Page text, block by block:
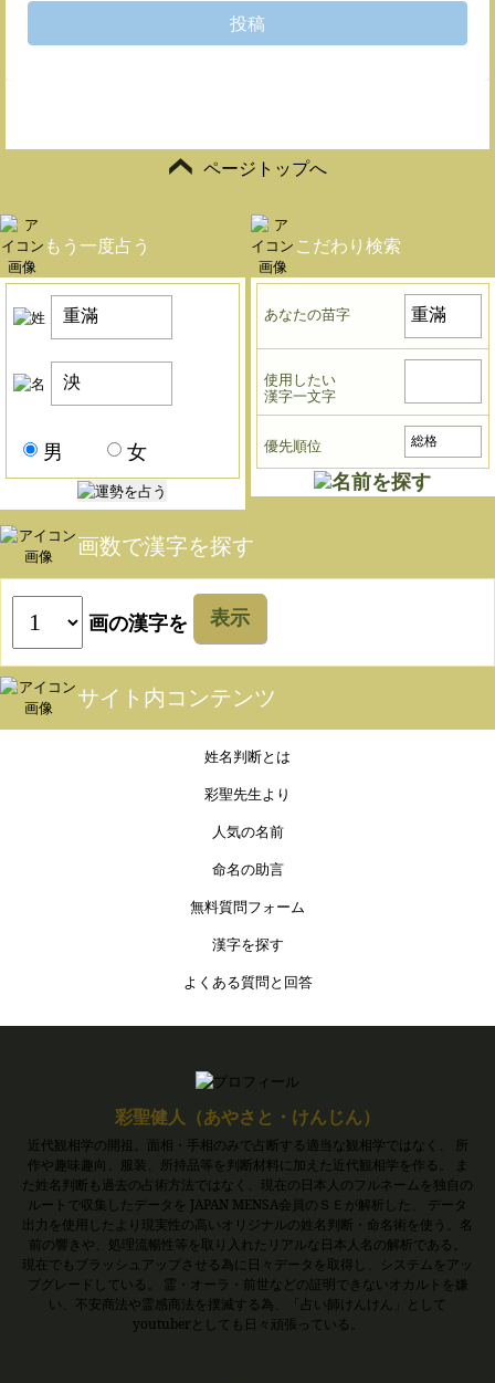
投稿
ページトップへ
もう一度占う
男 女
こだわり検索
あなたの苗字
使用したい
漢字一文字
優先順位
画数で漢字を探す
画の漢字を 表示
サイト内コンテンツ
姓名判断とは
彩聖先生より
人気の名前
命名の助言
無料質問フォーム
漢字を探す
よくある質問と回答
彩聖健人（あやさと・けんじん）
近代観相学の開祖。面相・手相のみで占断する適当な観相学ではなく、 所
作や趣味趣向、服装、所持品等を判断材料に加えた近代観相学を作る。 ま
た姓名判断も過去の占術方法ではなく、現在の日本人のフルネームを独自の
ルートで収集したデータを JAPAN MENSA会員のＳＥが解析した、 データ
出力を使用したより現実性の高いオリジナルの姓名判断・命名術を使う。名
前の響きや、処理流暢性等を取り入れたリアルな日本人名の解析である。
現在でもブラッシュアップさせる為に日々データを取得し、システムをアッ
プグレードしている。 霊・オーラ・前世などの証明できないオカルトを嫌
い、不安商法や霊感商法を撲滅する為、「占い師けんけん」として
youtuberとしても日々頑張っている。